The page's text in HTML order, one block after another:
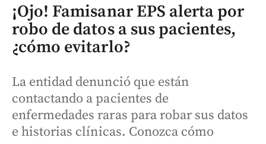
¡Ojo! Famisanar EPS alerta por
robo de datos a sus pacientes,
¿cómo evitarlo?
La entidad denunció que están
contactando a pacientes de
enfermedades raras para robar sus datos
e historias clínicas. Conozca cómo